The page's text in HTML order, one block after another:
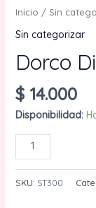
Inicio / Sin
Sin categorizar
Dorco
$14.000
Disponibilidad:
Dorco
Display
X
SKU: ST300